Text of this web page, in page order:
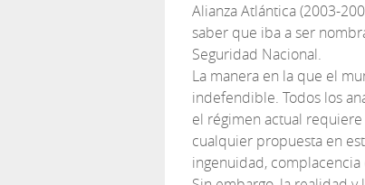
Alianza Atlántica (2003-
saber que iba a ser
Seguridad Nacional.
La manera en la que el
indefendible. Todos los
el régimen actual
cualquier propuesta en
ingenuidad,